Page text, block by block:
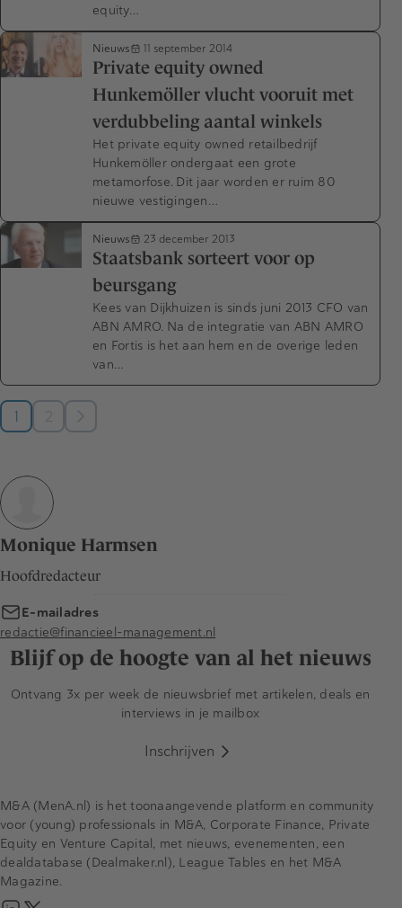
equity…
Nieuws 11 september 2014
Private equity owned
Hunkemöller vlucht vooruit met
verdubbeling aantal winkels
Het private equity owned retailbedrijf
Hunkemöller ondergaat een grote
metamorfose. Dit jaar worden er ruim 80
nieuwe vestigingen…
Nieuws 23 december 2013
Staatsbank sorteert voor op
beursgang
Kees van Dijkhuizen is sinds juni 2013 CFO van
ABN AMRO. Na de integratie van ABN AMRO
en Fortis is het aan hem en de overige leden
van…
1 2
Monique Harmsen
Hoofdredacteur
E-mailadres
redactie@financieel-management.nl
Blijf op de hoogte van al het nieuws
Ontvang 3x per week de nieuwsbrief met artikelen, deals en
interviews in je mailbox
Inschrijven
M&A (MenA.nl) is het toonaangevende platform en community
voor (young) professionals in M&A, Corporate Finance, Private
Equity en Venture Capital, met nieuws, evenementen, een
dealdatabase (Dealmaker.nl), League Tables en het M&A
Magazine.